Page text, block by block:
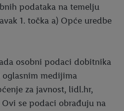
podataka na temelju
1. točka a) Opće uredbe
osobni podaci dobitnika
medijima
za javnost, lidl.hr,
Ovi se podaci obrađuju na